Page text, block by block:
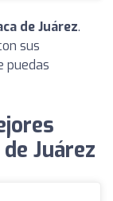
de Juárez.
sus
puedas
Juárez